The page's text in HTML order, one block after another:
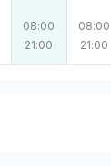
08:00
21:00
08:00
21:00